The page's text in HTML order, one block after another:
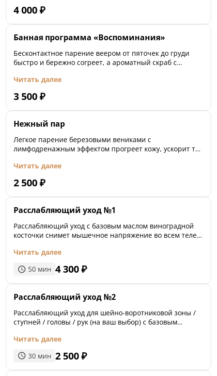
4 000₽
Банная программа «Воспоминания»
Бесконтактное парение веером от пяточек до груди
быстро и бережно согреет, а ароматный скраб с
ароматами летнего сада.
Читать далее
3 500₽
Нежный пар
Легкое парение березовыми вениками с
лимфодренажным эффектом прогреет кожу, ускорит ток
Читать далее
2 500₽
Расслабляющий уход №1
Расслабляющий уход с базовым маслом виноградной
косточки снимет мышечное напряжение во всем теле,
Читать далее
50 мин 4 300₽
Расслабляющий уход №2
Расслабляющий уход для шейно-воротниковой зоны /
ступней / головы / рук (на ваш выбор) с базовым
Читать далее
30 мин 2 500₽